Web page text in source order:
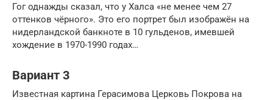
Гог однажды сказал, что у Халса «не менее чем 27
оттенков чёрного». Это его портрет был изображён на
нидерландской банкноте в 10 гульденов, имевшей
хождение в 1970-1990 годах…
Вариант 3
Известная картина Герасимова Церковь Покрова на